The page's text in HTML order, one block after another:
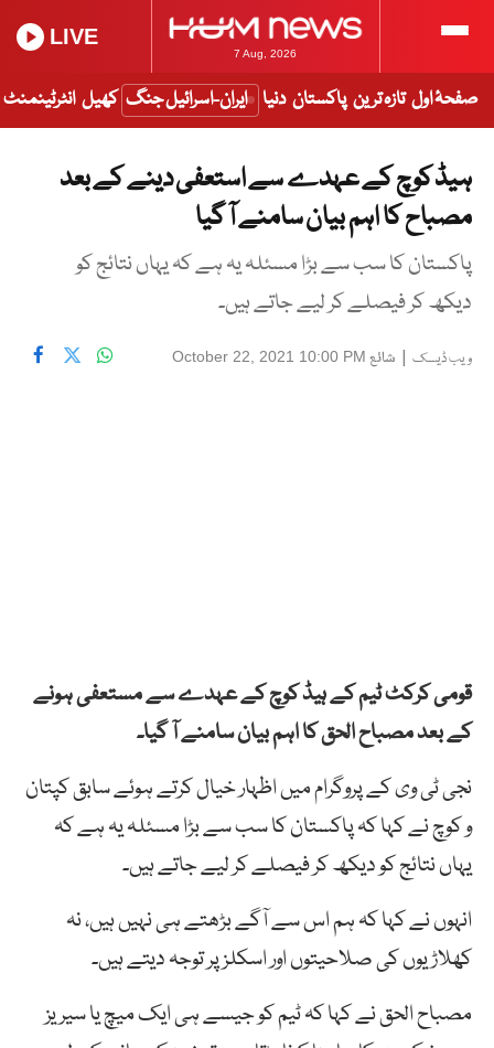
7 Aug, 2026
LIVE
صفحۂ اول تازہ ترین پاکستان دنیا ایران-اسرائیل جنگ کھیل انٹرٹینمنٹ
ہیڈ کوچ کے عہدے سے استعفی دینے کے بعد
مصباح کا اہم بیان سامنے آ گیا
پاکستان کا سب سے بڑا مسئلہ یہ ہے کہ یہاں نتائج کو
دیکھ کر فیصلے کر لیے جاتے ہیں۔
ویب ڈیسک | شائع October 22, 2021 10:00 PM
قومی کرکٹ ٹیم کے ہیڈ کوچ کے عہدے سے مستعفی ہونے
کے بعد مصباح الحق کا اہم بیان سامنے آ گیا۔
نجی ٹی وی کے پروگرام میں اظہار خیال کرتے ہوئے سابق کپتان
و کوچ نے کہا کہ پاکستان کا سب سے بڑا مسئلہ یہ ہے کہ
یہاں نتائج کو دیکھ کر فیصلے کر لیے جاتے ہیں۔
انہوں نے کہا کہ ہم اس سے آگے بڑھتے ہی نہیں ہیں، نہ
کھلاڑیوں کی صلاحیتوں اور اسکلز پر توجہ دیتے ہیں۔
مصباح الحق نے کہا کہ ٹیم کو جیسے ہی ایک میچ یا سیریز